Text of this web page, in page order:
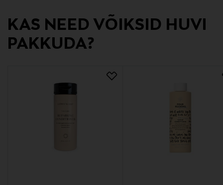
Tootjamaa
SAKSAMAA
KAS NEED VÕIKSID HUVI
PAKKUDA?